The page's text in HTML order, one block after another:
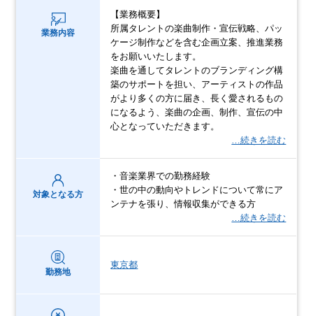
業務内容
【業務概要】
所属タレントの楽曲制作・宣伝戦略、パッ
ケージ制作などを含む企画立案、推進業務
をお願いいたします。
楽曲を通してタレントのブランディング構
築のサポートを担い、アーティストの作品
がより多くの方に届き、長く愛されるもの
になるよう、楽曲の企画、制作、宣伝の中
心となっていただきます。
…続きを読む
対象となる方
・音楽業界での勤務経験
・世の中の動向やトレンドについて常にア
ンテナを張り、情報収集ができる方
…続きを読む
勤務地
東京都